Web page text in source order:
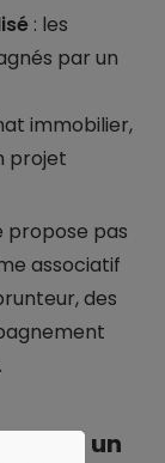
: les
par un
immobilier,
projet
propose pas
associatif
des
un